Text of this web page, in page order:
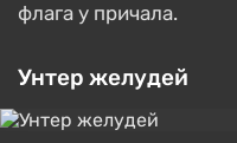
флага у причала.
Унтер желудей